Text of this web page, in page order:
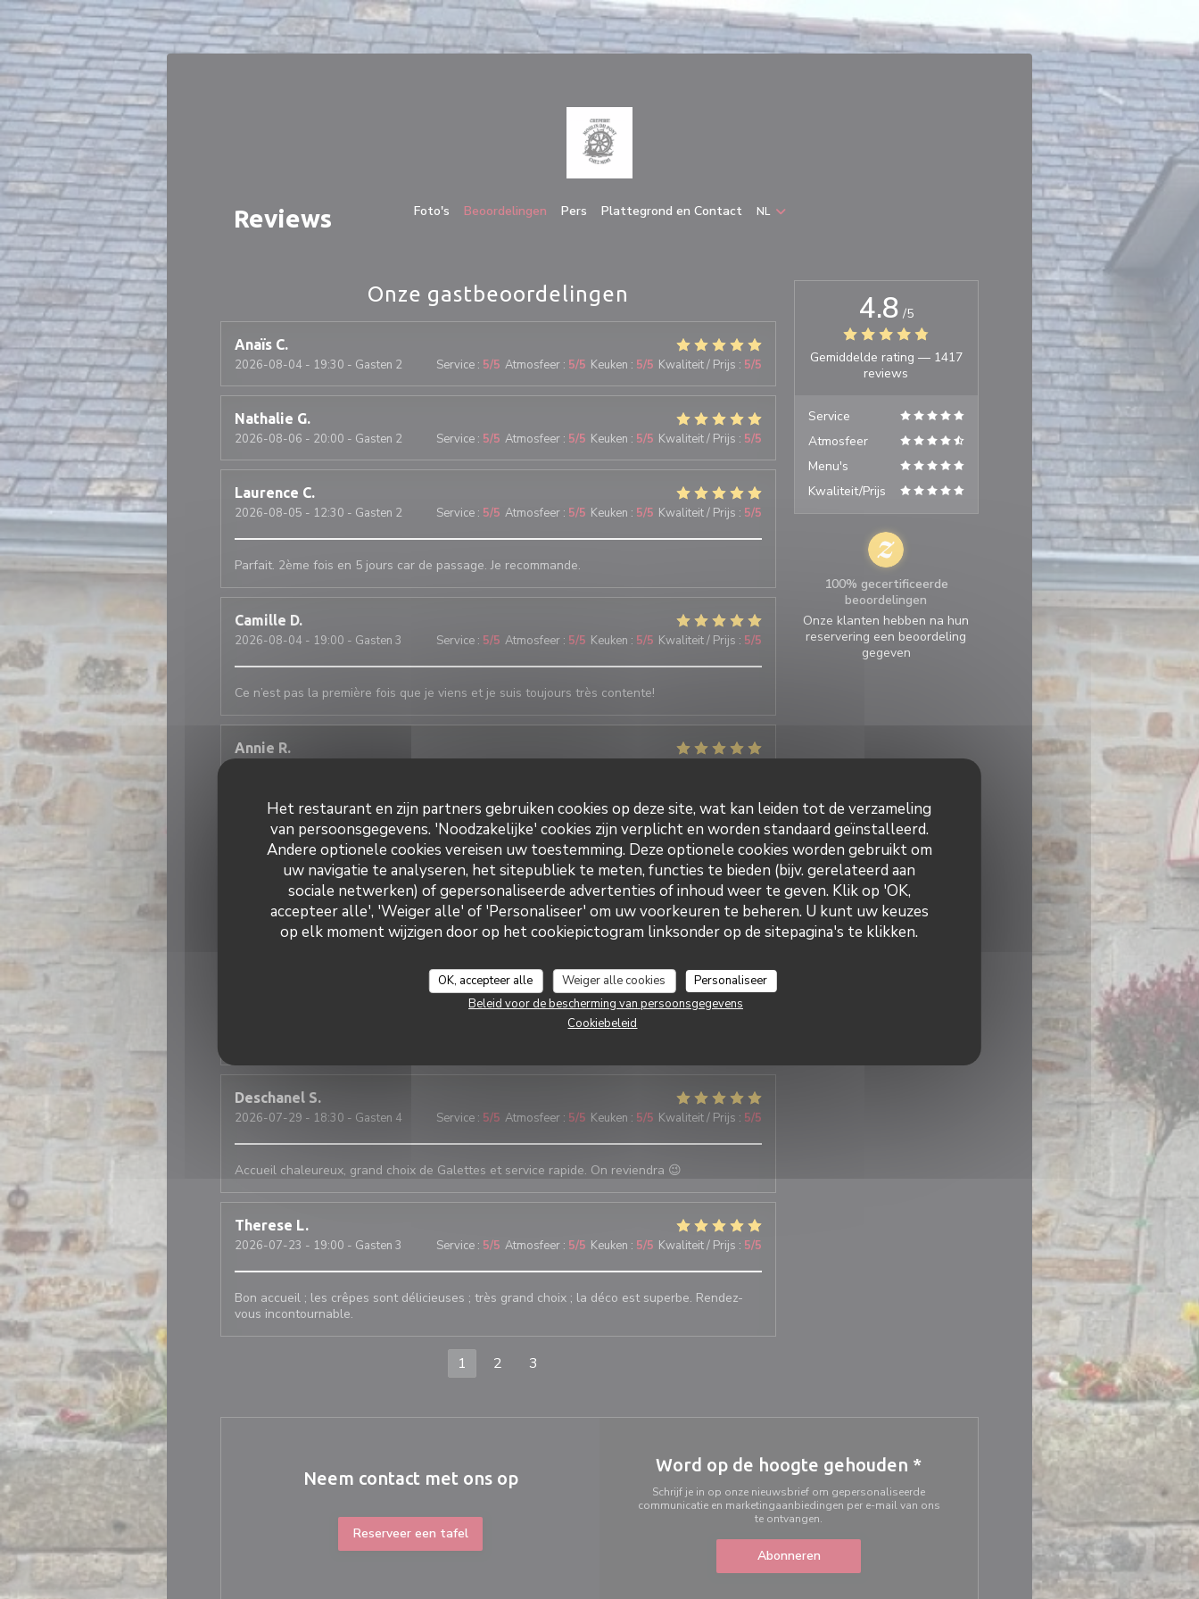
Cookies beheer paneel
Het restaurant en zijn partners gebruiken cookies op deze site, wat kan leiden tot de verzameling
van persoonsgegevens. 'Noodzakelijke' cookies zijn verplicht en worden standaard geïnstalleerd.
Andere optionele cookies vereisen uw toestemming. Deze optionele cookies worden gebruikt om
uw navigatie te analyseren, het sitepubliek te meten, functies te bieden (bijv. gerelateerd aan
sociale netwerken) of gepersonaliseerde advertenties of inhoud weer te geven. Klik op 'OK,
accepteer alle', 'Weiger alle' of 'Personaliseer' om uw voorkeuren te beheren. U kunt uw keuzes
op elk moment wijzigen door op het cookiepictogram linksonder op de sitepagina's te klikken.
OK, accepteer alle Weiger alle cookies
Personaliseer
Beleid voor de bescherming van persoonsgegevens
Cookiebeleid
Foto's Beoordelingen Pers Plattegrond en Contact NL
Reviews
Onze gastbeoordelingen
Anaïs C
2026-08-04 - 19:30 - Gasten 2 Service: 5/5 Atmosfeer: 5/5 Keuken : 5/5 Kwaliteit / Prijs : 5/5
Nathalie G
2026-08-06 - 20:00 - Gasten 2 Service: 5/5 Atmosfeer: 5/5 Keuken : 5/5 Kwaliteit / Prijs : 5/5
Laurence C
2026-08-05 - 12:30 - Gasten 2 Service: 5/5 Atmosfeer: 5/5 Keuken : 5/5 Kwaliteit / Prijs : 5/5
Parfait. 2ème fois en 5 jours car de passage. Je recommande.
Camille D
2026-08-04 - 19:00 - Gasten 3 Service: 5/5 Atmosfeer: 5/5 Keuken : 5/5 Kwaliteit / Prijs : 5/5
Ce n’est pas la première fois que je viens et je suis toujours très contente!
Annie R
C'était parfait, comme d'habitude
LE GRAET G
2026-07-29- 19:00 - Gasten 6 Service: 5/5 Atmosfeer: 5/5 Keuken:5/5 Kwaliteit / Prijs:5/5
Service:5/5 Atmosfeer:5/5 Keuken:5/5 Kwaliteit / Prijs:5/5
Deschanel S
2026-07-29 - 18:30 - Gasten 4 Service: 5/5 Atmosfeer: 5/5 Keuken : 5/5 Kwaliteit / Prijs : 5/5
Accueil chaleureux, grand choix de Galettes et service rapide. On reviendra 😉
Therese L
2026-07-23 - 19:00 - Gasten 3 Service: 5/5 Atmosfeer: 5/5 Keuken : 5/5 Kwaliteit / Prijs : 5/5
Bon accueil ; les crêpes sont délicieuses ; très grand choix ; la déco est superbe. Rendez-
vous incontournable.
1 2 3
4.8 /5
Gemiddelde rating — 1417
reviews
Service
Atmosfeer
Menu's
Kwaliteit/Prijs
100% gecertificeerde
beoordelingen
Onze klanten hebben na hun
reservering een beoordeling
gegeven
Neem contact met ons op
Reserveer een tafel
Word op de hoogte gehouden *
Schrijf je in op onze nieuwsbrief om gepersonaliseerde
communicatie en marketingaanbiedingen per e-mail van ons
te ontvangen.
Abonneren